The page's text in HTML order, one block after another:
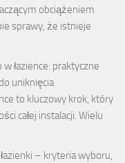
obciążeniem
sprawy, że istnieje
łazience: praktyczne
uniknięcia
to kluczowy krok, który
całej instalacji. Wielu
– kryteria wyboru,